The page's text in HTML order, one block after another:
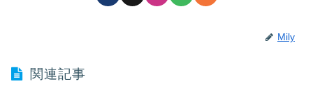
Mily
関連記事